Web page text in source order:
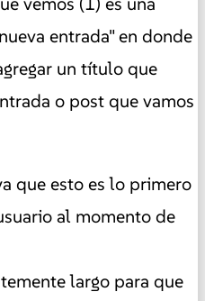
entrada" en donde
un título que
o post que vamos
que esto es lo primero
al momento de
largo para que